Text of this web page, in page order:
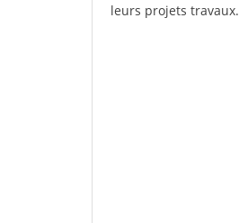
leurs projets travaux.